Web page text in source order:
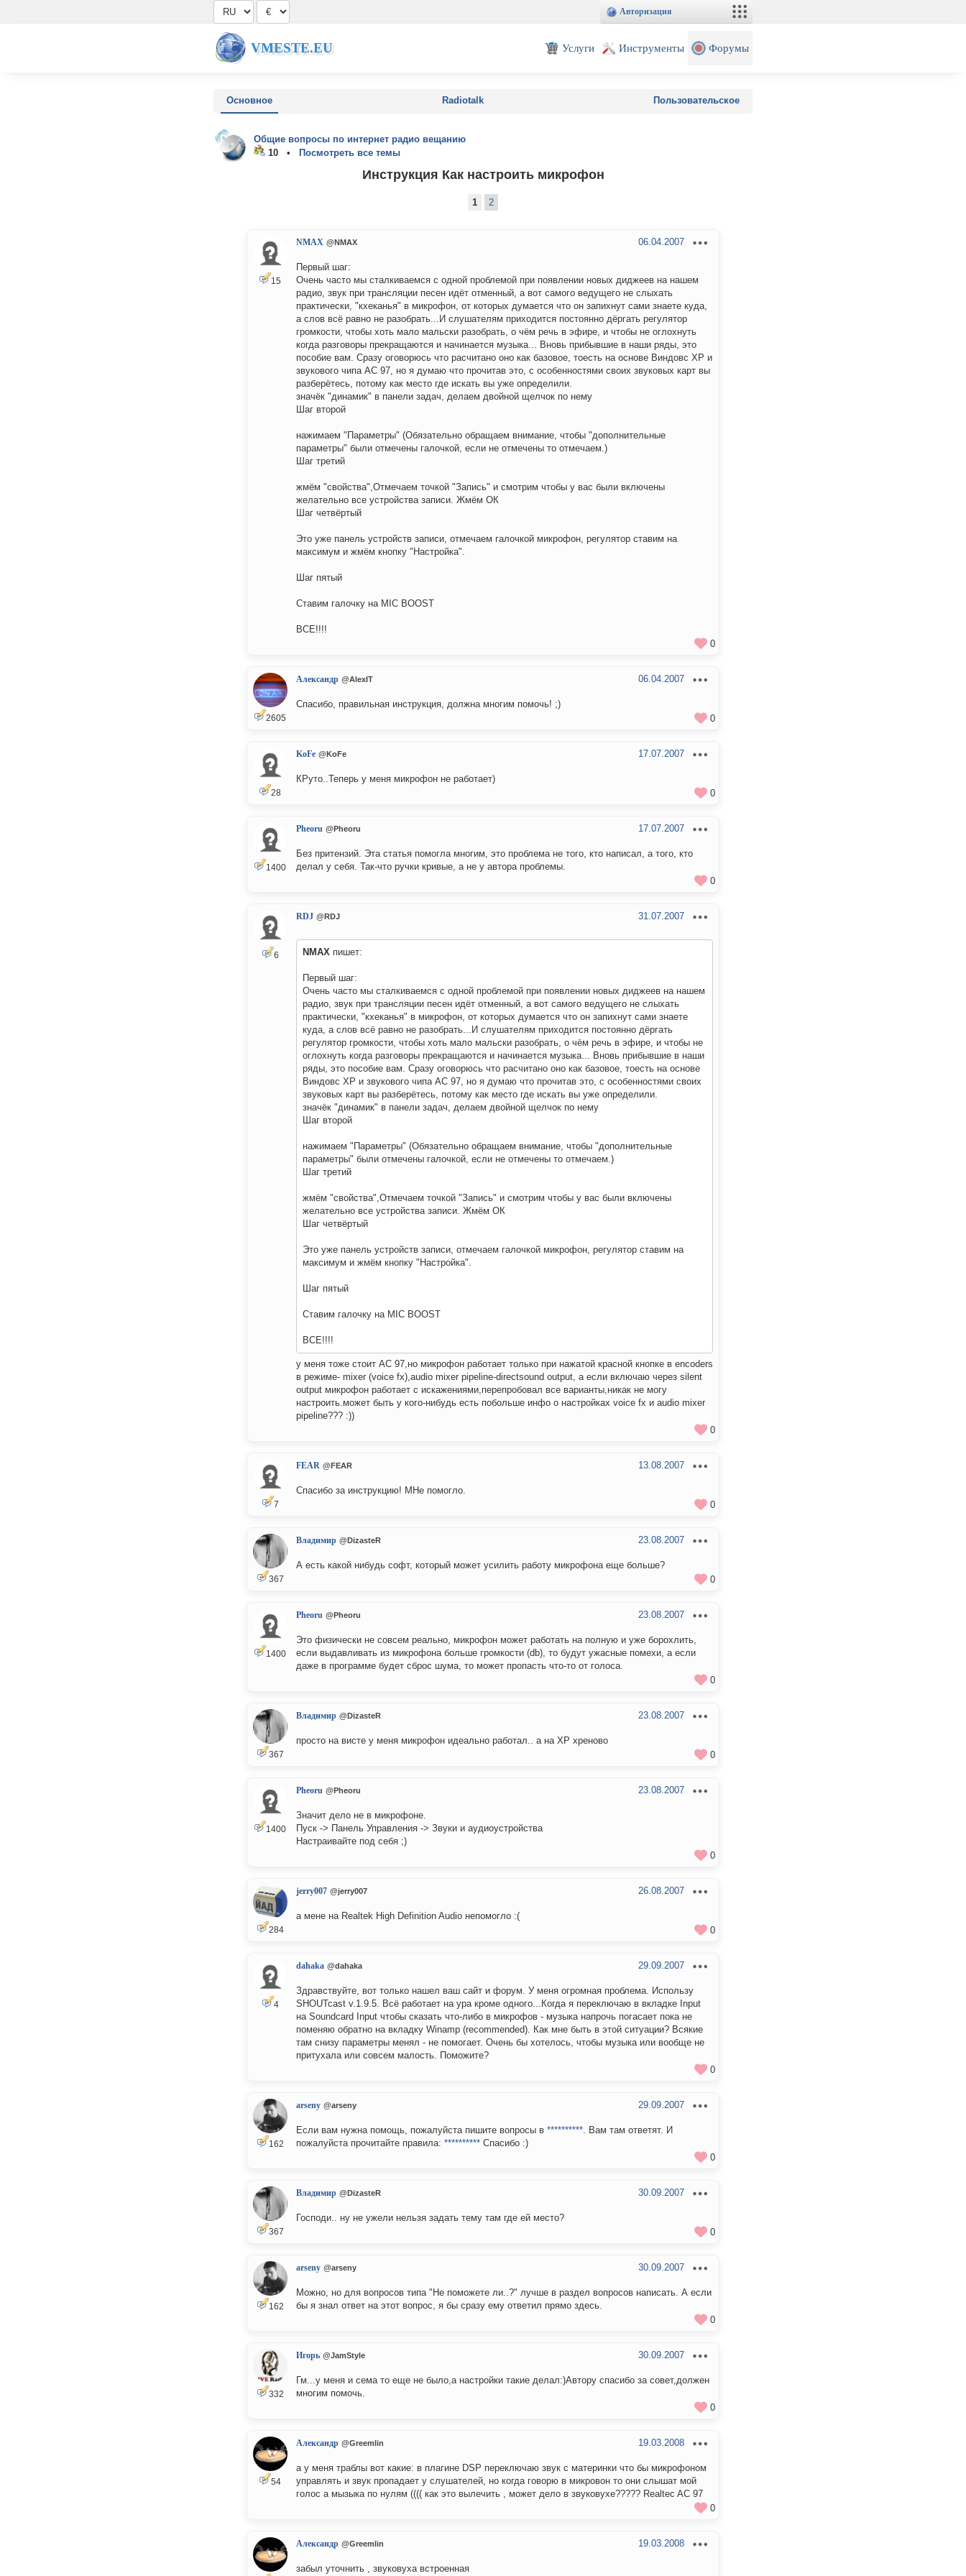
Авторизация
VMESTE.EU Услуги Инструменты Форумы
Основное Radiotalk Пользовательское
Общие вопросы по интернет радио вещанию
10 •
Посмотреть все темы
Инструкция Как настроить микрофон
1 2
15
NMAX @NMAX 06.04.2007
Первый шаг:
Очень часто мы сталкиваемся с одной проблемой при появлении новых диджеев на нашем
радио, звук при трансляции песен идёт отменный, а вот самого ведущего не слыхать
практически, "кхеканья" в микрофон, от которых думается что он запихнут сами знаете куда,
а слов всё равно не разобрать...И слушателям приходится постоянно дёргать регулятор
громкости, чтобы хоть мало мальски разобрать, о чём речь в эфире, и чтобы не оглохнуть
когда разговоры прекращаются и начинается музыка... Вновь прибывшие в наши ряды, это
пособие вам. Сразу оговорюсь что расчитано оно как базовое, тоесть на основе Виндовс ХР и
звукового чипа АС 97, но я думаю что прочитав это, с особенностями своих звуковых карт вы
разберётесь, потому как место где искать вы уже определили.
значёк "динамик" в панели задач, делаем двойной щелчок по нему
Шаг второй
нажимаем "Параметры" (Обязательно обращаем внимание, чтобы "дополнительные
параметры" были отмечены галочкой, если не отмечены то отмечаем.)
Шаг третий
жмём "свойства",Отмечаем точкой "Запись" и смотрим чтобы у вас были включены
желательно все устройства записи. Жмём ОК
Шаг четвёртый
Это уже панель устройств записи, отмечаем галочкой микрофон, регулятор ставим на
максимум и жмём кнопку "Настройка".
Шаг пятый
Ставим галочку на MIC BOOST
ВСЕ!!!!
0
2605
Александр @AlexIT 06.04.2007
Спасибо, правильная инструкция, должна многим помочь! ;)
0
28
KoFe @KoFe 17.07.2007
КРуто..Теперь у меня микрофон не работает)
0
1400
Pheoru @Pheoru 17.07.2007
Без притензий. Эта статья помогла многим, это проблема не того, кто написал, а того, кто
делал у себя. Так-что ручки кривые, а не у автора проблемы.
0
6
RDJ @RDJ 31.07.2007
NMAX пишет:
Первый шаг:
Очень часто мы сталкиваемся с одной проблемой при появлении новых диджеев на нашем
радио, звук при трансляции песен идёт отменный, а вот самого ведущего не слыхать
практически, "кхеканья" в микрофон, от которых думается что он запихнут сами знаете
куда, а слов всё равно не разобрать...И слушателям приходится постоянно дёргать
регулятор громкости, чтобы хоть мало мальски разобрать, о чём речь в эфире, и чтобы не
оглохнуть когда разговоры прекращаются и начинается музыка... Вновь прибывшие в наши
ряды, это пособие вам. Сразу оговорюсь что расчитано оно как базовое, тоесть на основе
Виндовс ХР и звукового чипа АС 97, но я думаю что прочитав это, с особенностями своих
звуковых карт вы разберётесь, потому как место где искать вы уже определили.
значёк "динамик" в панели задач, делаем двойной щелчок по нему
Шаг второй
нажимаем "Параметры" (Обязательно обращаем внимание, чтобы "дополнительные
параметры" были отмечены галочкой, если не отмечены то отмечаем.)
Шаг третий
жмём "свойства",Отмечаем точкой "Запись" и смотрим чтобы у вас были включены
желательно все устройства записи. Жмём ОК
Шаг четвёртый
Это уже панель устройств записи, отмечаем галочкой микрофон, регулятор ставим на
максимум и жмём кнопку "Настройка".
Шаг пятый
Ставим галочку на MIC BOOST
ВСЕ!!!!
у меня тоже стоит АС 97,но микрофон работает только при нажатой красной кнопке в encoders
в режиме- mixer (voice fx),audio mixer pipeline-directsound output, а если включаю через silent
output микрофон работает с искажениями,перепробовал все варианты,никак не могу
настроить.может быть у кого-нибудь есть побольше инфо о настройках voice fx и audio mixer
pipeline??? :))
0
7
FEAR @FEAR 13.08.2007
Спасибо за инструкцию! МНе помогло.
0
367
Владимир @DizasteR 23.08.2007
А есть какой нибудь софт, который может усилить работу микрофона еще больше?
0
1400
Pheoru @Pheoru 23.08.2007
Это физически не совсем реально, микрофон может работать на полную и уже борохлить,
если выдавливать из микрофона больше громкости (db), то будут ужасные помехи, а если
даже в программе будет сброс шума, то может пропасть что-то от голоса.
0
367
Владимир @DizasteR 23.08.2007
просто на висте у меня микрофон идеально работал.. а на ХР хреново
0
1400
Pheoru @Pheoru 23.08.2007
Значит дело не в микрофоне.
Пуск -> Панель Управления -> Звуки и аудиоустройства
Настраивайте под себя ;)
0
284
jerry007 @jerry007 26.08.2007
а мене на Realtek High Definition Audio непомогло :(
0
4
dahaka @dahaka 29.09.2007
Здравствуйте, вот только нашел ваш сайт и форум. У меня огромная проблема. Использу
SHOUTcast v.1.9.5. Всё работает на ура кроме одного...Когда я переключаю в вкладке Input
на Soundcard Input чтобы сказать что-либо в микрофов - музыка напрочь погасает пока не
поменяю обратно на вкладку Winamp (recommended). Как мне быть в этой ситуации? Всякие
там снизу параметры менял - не помогает. Очень бы хотелось, чтобы музыка или вообще не
притухала или совсем малость. Поможите?
0
162
arseny @arseny 29.09.2007
Если вам нужна помощь, пожалуйста пишите вопросы в **********. Вам там ответят. И
пожалуйста прочитайте правила: ********** Спасибо :)
0
367
Владимир @DizasteR 30.09.2007
Господи.. ну не ужели нельзя задать тему там где ей место?
0
162
arseny @arseny 30.09.2007
Можно, но для вопросов типа "Не поможете ли..?" лучше в раздел вопросов написать. А если
бы я знал ответ на этот вопрос, я бы сразу ему ответил прямо здесь.
0
332
Игорь @JamStyle 30.09.2007
Гм...у меня и сема то еще не было,а настройки такие делал:)Автору спасибо за совет,должен
многим помочь.
0
54
Александр @Greemlin 19.03.2008
а у меня траблы вот какие: в плагине DSP переключаю звук с материнки что бы микрофоном
управлять и звук пропадает у слушателей, но когда говорю в микровон то они слышат мой
голос а мызыка по нулям (((( как это вылечить , может дело в звуковухе????? Realtec AC 97
0
Александр @Greemlin 19.03.2008
забыл уточнить , звуковуха встроенная